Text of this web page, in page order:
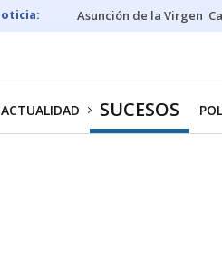
Asunción de la Virgen
ACTUALIDAD SUCESOS